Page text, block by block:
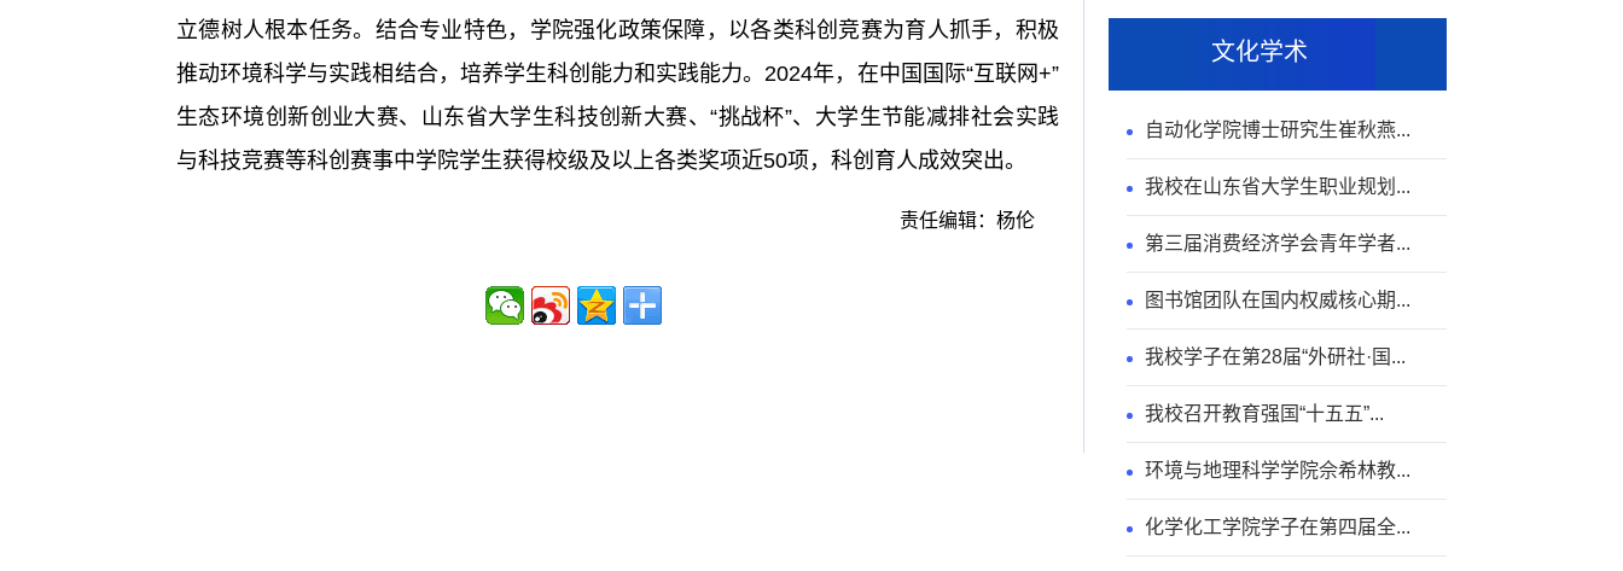
文化学术
自动化学院博士研究生崔秋燕...
我校在山东省大学生职业规划...
第三届消费经济学会青年学者...
图书馆团队在国内权威核心期...
我校学子在第28届“外研社·国...
我校召开教育强国“十五五”...
环境与地理科学学院佘希林教...
化学化工学院学子在第四届全...
立德树人根本任务。结合专业特色，学院强化政策保障，以各类科创竞赛为育人抓手，积极
推动环境科学与实践相结合，培养学生科创能力和实践能力。2024年，在中国国际“互联网+”
生态环境创新创业大赛、山东省大学生科技创新大赛、“挑战杯”、大学生节能减排社会实践
与科技竞赛等科创赛事中学院学生获得校级及以上各类奖项近50项，科创育人成效突出。
责任编辑：杨伦